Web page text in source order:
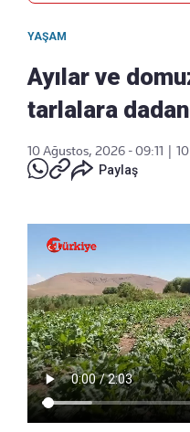
YAŞAM
Ayılar ve
tarlalara
10 Ağustos, 2026 - 09:11
Paylaş